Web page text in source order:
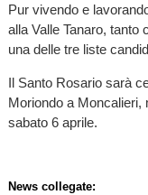
Pur vivendo e
alla Valle Tanaro, tanto
una delle tre liste
Il Santo Rosario sarà
Moriondo a
sabato 6 aprile.
News collegate: